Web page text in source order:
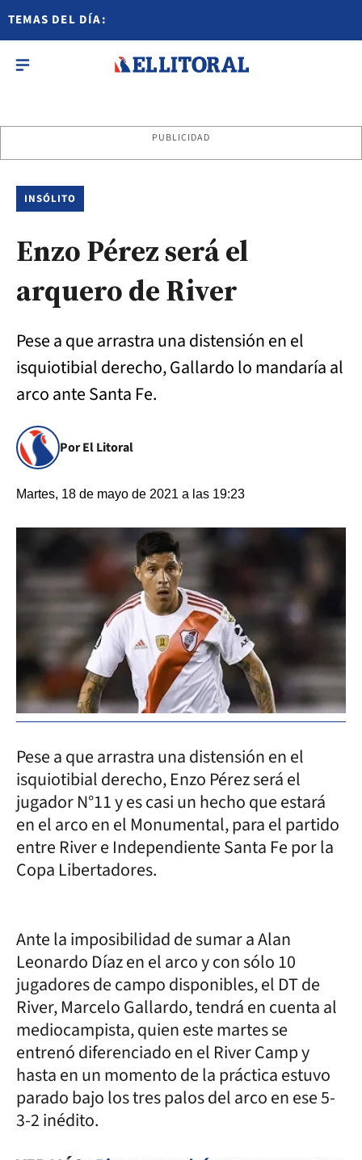
TEMAS DEL DÍA:
PUBLICIDAD
INSÓLITO
Enzo Pérez será el
arquero de River
Pese a que arrastra una distensión en el
isquiotibial derecho, Gallardo lo mandaría al
arco ante Santa Fe.
Por El Litoral
Martes, 18 de mayo de 2021 a las 19:23
Pese a que arrastra una distensión en el
isquiotibial derecho, Enzo Pérez será el
jugador N°11 y es casi un hecho que estará
en el arco en el Monumental, para el partido
entre River e Independiente Santa Fe por la
Copa Libertadores.
Ante la imposibilidad de sumar a Alan
Leonardo Díaz en el arco y con sólo 10
jugadores de campo disponibles, el DT de
River, Marcelo Gallardo, tendrá en cuenta al
mediocampista, quien este martes se
entrenó diferenciado en el River Camp y
hasta en un momento de la práctica estuvo
parado bajo los tres palos del arco en ese 5-
3-2 inédito.